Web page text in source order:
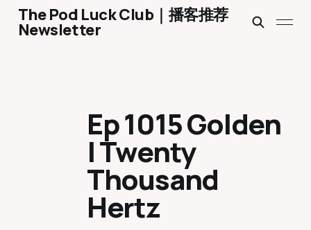
The Pod Luck Club｜播客推荐
Newsletter
Ep 1015 Golden
| Twenty
Thousand
Hertz